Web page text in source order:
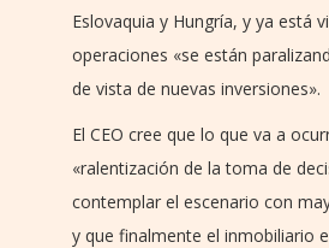
Eslovaquia y Hungría, y ya está
operaciones «se están
de vista de nuevas inversiones».
El CEO cree que lo que va a
«ralentización de la toma de
contemplar el escenario con
y que finalmente el inmobiliario